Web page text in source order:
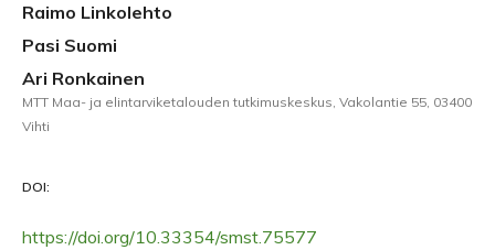
Raimo Linkolehto
Pasi Suomi
Ari Ronkainen
MTT Maa- ja elintarviketalouden tutkimuskeskus, Vakolantie 55, 03400
Vihti
DOI:
https://doi.org/10.33354/smst.75577